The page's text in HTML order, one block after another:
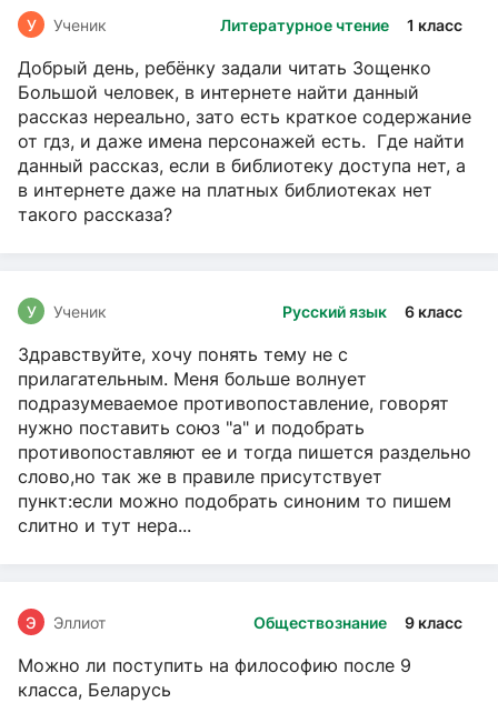
Литературное чтение 1 класс
У Ученик
Добрый день, ребёнку задали читать Зощенко
Большой человек, в интернете найти данный
рассказ нереально, зато есть краткое содержание
от гдз, и даже имена персонажей есть. Где найти
данный рассказ, если в библиотеку доступа нет, а
в интернете даже на платных библиотеках нет
такого рассказа?
Русский язык 6 класс
У Ученик
Здравствуйте, хочу понять тему не с
прилагательным. Меня больше волнует
подразумеваемое противопоставление, говорят
нужно поставить союз "а" и подобрать
противопоставляют ее и тогда пишется раздельно
слово,но так же в правиле присутствует
пункт:если можно подобрать синоним то пишем
слитно и тут нера...
Обществознание 9 класс
Э Эллиот
Можно ли поступить на философию после 9
класса, Беларусь